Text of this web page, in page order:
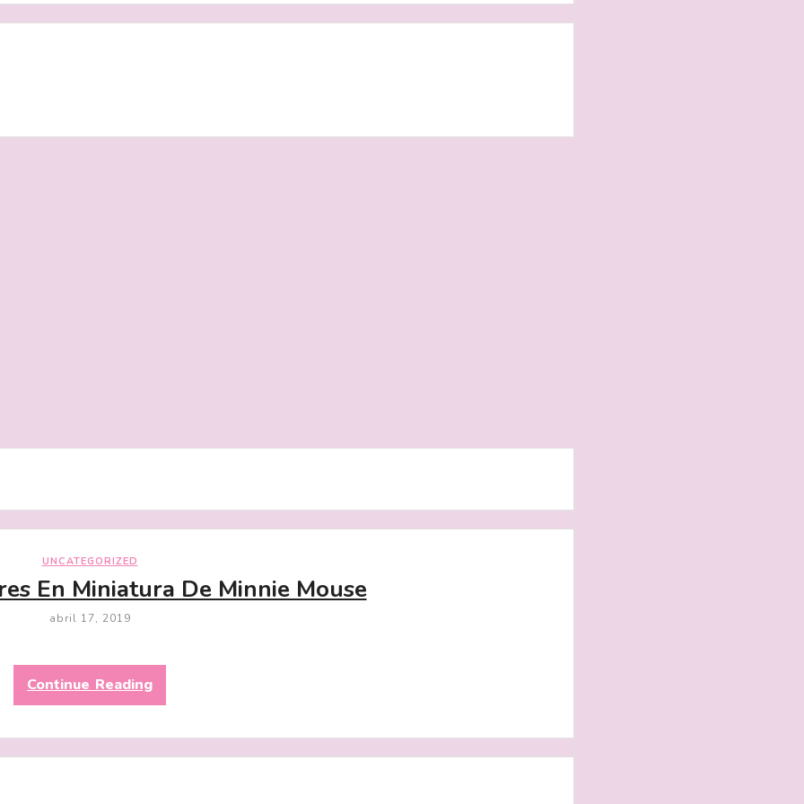
UNCATEGORIZED
En Miniatura De Minnie Mouse
abril 17, 2019
Continue Reading